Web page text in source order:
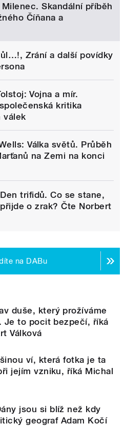
Skandální příběh
Číňana a
Zrání a další povídky
Vojna a mír.
kritika
válek
Válka světů. Průběh
na Zemi na konci
trifidů. Co se stane,
o zrak? Čte Norbert
na DABu
duše, který prožíváme
Je to pocit bezpečí, říká
Válková
ví, která fotka je ta
jejím vzniku, říká Michal
jsou si blíž než kdy
geograf Adam Kočí